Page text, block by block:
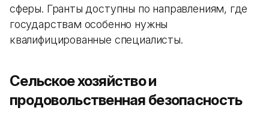
сферы. Гранты доступны по направлениям, где
государствам особенно нужны
квалифицированные специалисты.
Сельское хозяйство и
продовольственная безопасность